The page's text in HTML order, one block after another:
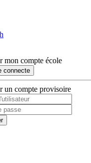
mon compte école
connecte
un compte provisoire